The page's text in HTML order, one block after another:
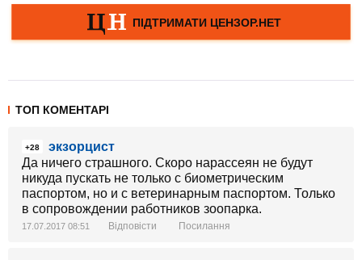
ТОП КОМЕНТАРІ
+28
экзорцист
Да ничего страшного. Скоро нарассеян не будут
никуда пускать не только с биометрическим
паспортом, но и с ветеринарным паспортом. Только
в сопровождении работников зоопарка.
17.07.2017 08:51 Відповісти Посилання